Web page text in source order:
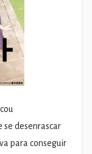
desenrascar
para conseguir